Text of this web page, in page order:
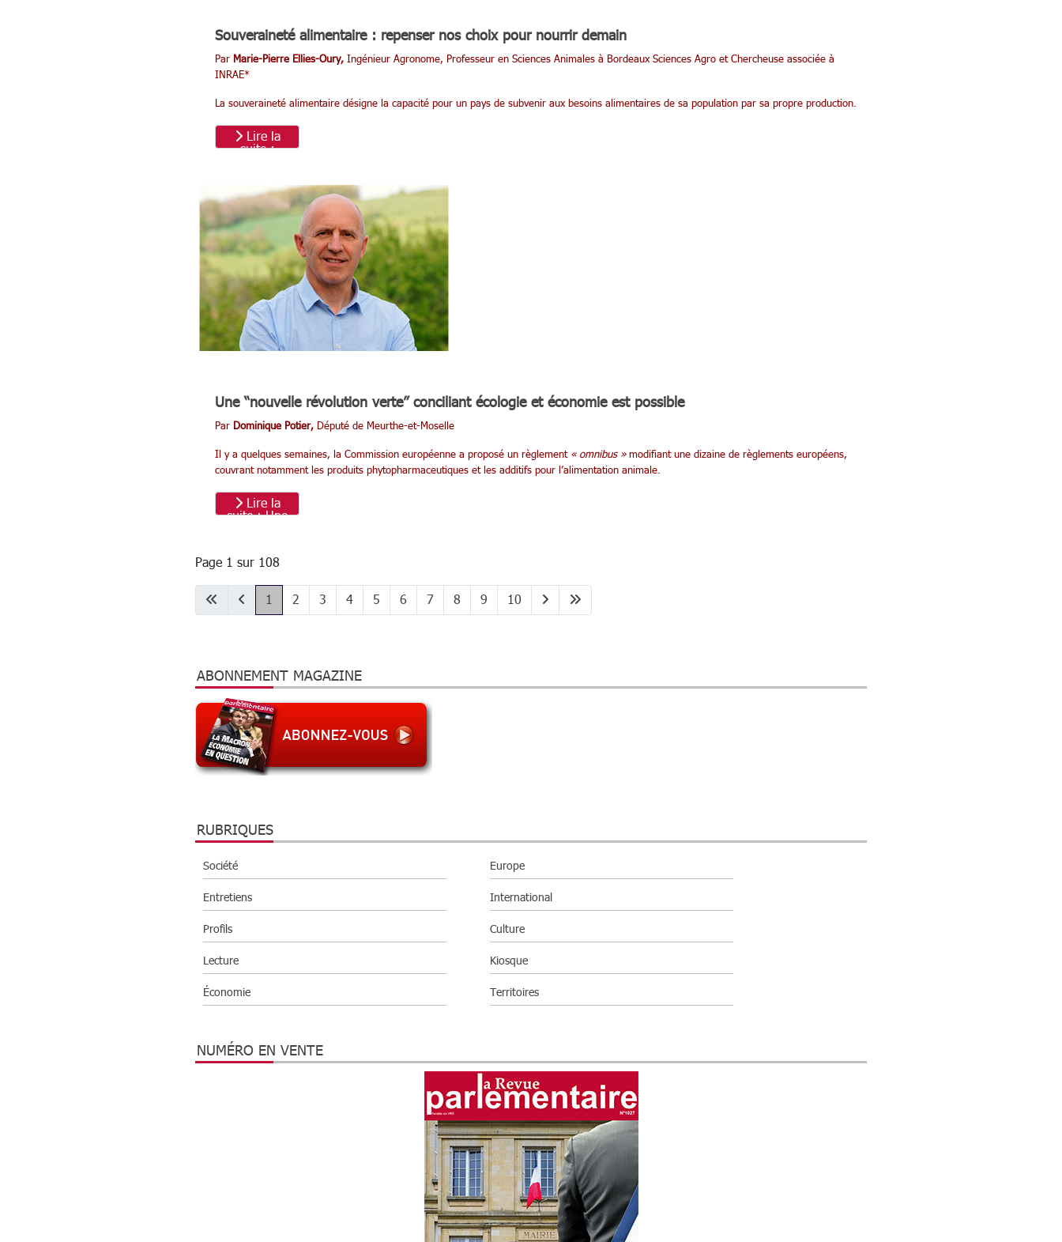
Souveraineté alimentaire : repenser nos choix pour nourrir demain
Par Marie-Pierre Ellies-Oury, Ingénieur Agronome, Professeur en Sciences Animales à Bordeaux Sciences Agro et Chercheuse associée à
INRAE*
La souveraineté alimentaire désigne la capacité pour un pays de subvenir aux besoins alimentaires de sa population par sa propre production.
Lire la
suite :
repenser nos
choix pour
nourrir
demain
Une “nouvelle révolution verte” conciliant écologie et économie est possible
Par Dominique Potier, Député de Meurthe-et-Moselle
Il y a quelques semaines, la Commission européenne a proposé un règlement « omnibus »modifiant une dizaine de règlements européens,
couvrant notamment les produits phytopharmaceutiques et les additifs pour l’alimentation animale.
Lire la
suite : Une
verte”
conciliant
économie est
possible
Page 1 sur 108
1
2 3 4 5 6 7 8 9 10
ABONNEMENT MAGAZINE
RUBRIQUES
Société
Europe
Entretiens
International
Profils
Culture
Lecture
Kiosque
Économie
Territoires
NUMÉRO EN VENTE